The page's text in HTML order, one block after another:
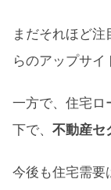
まだそれほど
らのアップサイ
一方で、住宅ロ
下で、 不動産セ
今後も住宅需要